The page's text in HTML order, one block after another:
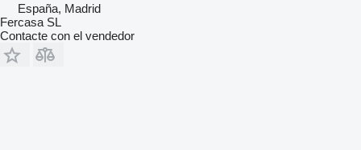
España, Madrid
Fercasa SL
Contacte con el vendedor